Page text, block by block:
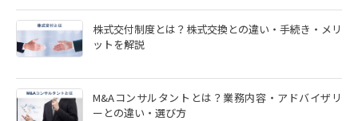
株式交付制度とは？株式交換との違い・手続き・メリ
ットを解説
M&Aコンサルタントとは？業務内容・アドバイザリ
ーとの違い・選び方